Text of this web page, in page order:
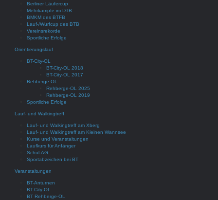
Berliner Läufercup
Mehrkämpfe im DTB
BMKM des BTFB
Lauf-/Wurfcup des BTB
Vereinsrekorde
Sportliche Erfolge
Orientierungslauf
BT-City-OL
BT-City-OL 2018
BT-City-OL 2017
Rehberge-OL
Rehberge-OL 2025
Rehberge-OL 2019
Sportliche Erfolge
Lauf- und Walkingtreff
Lauf- und Walkingtreff am Xberg
Lauf- und Walkingtreff am Kleinen Wannsee
Kurse und Veranstaltungen
Laufkurs für Anfänger
Schul-AG
Sportabzeichen bei BT
Veranstaltungen
BT-Anturnen
BT-City-OL
BT Rehberge-OL